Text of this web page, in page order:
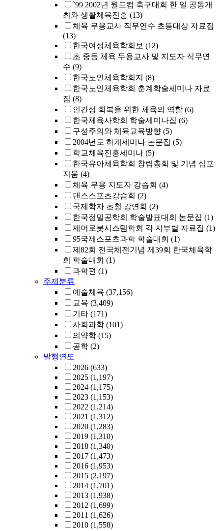
`99 2002년 월드컵 축구대회 한 일 공동개
최와 생활체육진흥 (13)
체육 무용교사 직무연수 초등대상 자료집
(13)
한국여성체육학회보 (12)
초 중등 체육 무용교사 및 지도자 직무연
수 (9)
한국노인체육학회지 (8)
한국노인체육학회 춘계학술세미나 자료
집 (8)
인간성 회복을 위한 체육의 역할 (6)
한국체육사학회 학술세미나집 (6)
구성주의와 체육교육방향 (5)
2004년도 하계세미나 논문집 (5)
학교체육진흥세미나 (5)
한국유아체육학회 창립총회 및 기념 심포
지움 (4)
체육 무용 지도자 강습회 (4)
댄스스포츠강습회 (2)
국제학자 초청 강연회 (2)
한국정밀공학회 학술발표대회 논문집 (1)
제어로봇시스템학회 각 지부별 자료집 (1)
95국제스포츠과학 학술대회 (1)
제82회 전국체전기념 제39회 한국체육학
회 학술대회 (1)
과학편 (1)
주제분류
예술체육 (37,156)
교육 (3,409)
기타 (171)
사회과학 (101)
의약학 (15)
공학 (2)
발행연도
2026 (633)
2025 (1,197)
2024 (1,175)
2023 (1,153)
2022 (1,214)
2021 (1,312)
2020 (1,283)
2019 (1,310)
2018 (1,340)
2017 (1,473)
2016 (1,953)
2015 (2,197)
2014 (1,701)
2013 (1,938)
2012 (1,699)
2011 (1,626)
2010 (1,558)